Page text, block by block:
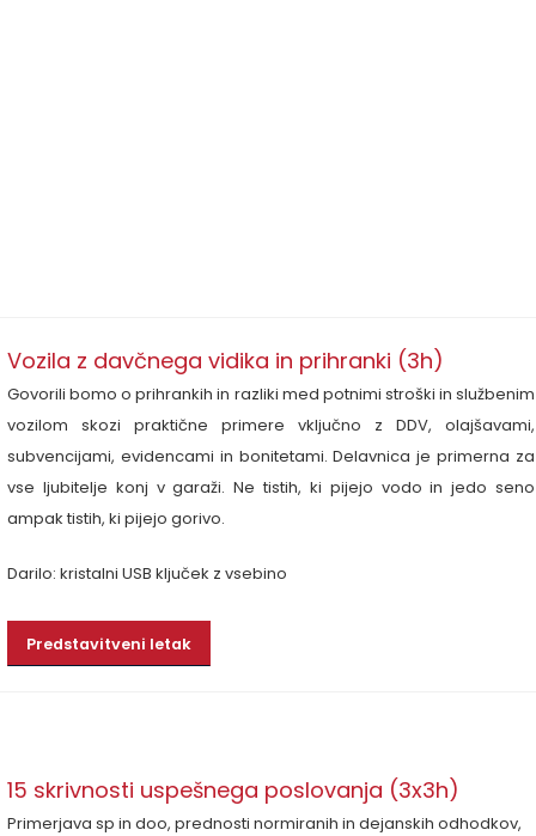
Vozila z davčnega vidika in prihranki (3h)
Govorili bomo o prihrankih in razliki med potnimi stroški in službenim
vozilom skozi praktične primere vključno z DDV, olajšavami,
subvencijami, evidencami in bonitetami.Delavnica je primerna za
vse ljubitelje konj v garaži. Ne tistih, ki pijejo vodo in jedo seno
ampak tistih, ki pijejo gorivo.
Darilo: kristalni USB ključek z vsebino
Predstavitveni letak
15 skrivnosti uspešnega poslovanja (3x3h)
Primerjava sp in doo, prednosti normiranih in dejanskih odhodkov,